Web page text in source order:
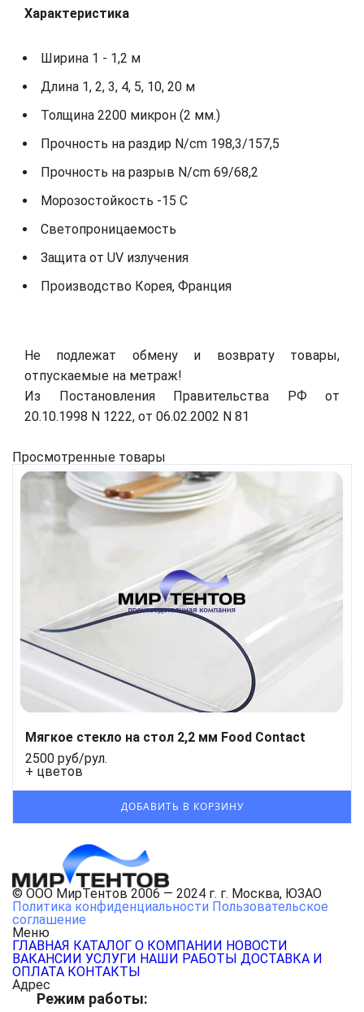
Характеристика
Ширина 1 - 1,2 м
Длина 1, 2, 3, 4, 5, 10, 20 м
Толщина 2200 микрон (2 мм.)
Прочность на раздир N/cm 198,3/157,5
Прочность на разрыв N/cm 69/68,2
Морозостойкость -15 С
Светопроницаемость
Защита от UV излучения
Производство Корея, Франция
Не подлежат обмену и возврату товары,
отпускаемые на метраж!
Из Постановления Правительства РФ от
20.10.1998 N 1222, от 06.02.2002 N 81
Просмотренные товары
Мягкое стекло на стол 2,2 мм Food Contact
2500 руб/рул.
+ цветов
© ООО МирТентов 2006 — 2024 г. г. Москва, ЮЗАО
Политика конфиденциальности Пользовательское
соглашение
Меню
ГЛАВНАЯ КАТАЛОГ О КОМПАНИИ НОВОСТИ
ВАКАНСИИ УСЛУГИ НАШИ РАБОТЫ ДОСТАВКА И
ОПЛАТА КОНТАКТЫ
Адрес
Режим работы: